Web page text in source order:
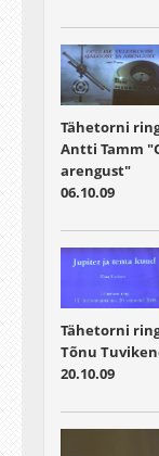
Tähetorni
Antti Tamm
arengust"
06.10.09
Tähetorni
Tõnu
20.10.09